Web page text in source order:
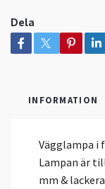
Dela
INFORMATION
Vägglampa i
Lampan är
mm &